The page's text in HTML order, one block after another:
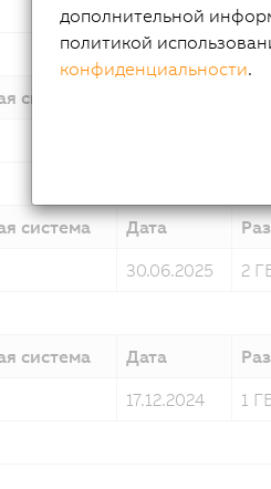
06.09.2025 2
система
система Дата
30.06.2025 2
система Дата
17.12.2024 1
дополнительной
политикой
конфиденциальности.